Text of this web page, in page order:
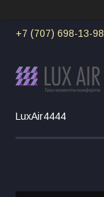
+7 (707) 698-13-98
LuxAir4444